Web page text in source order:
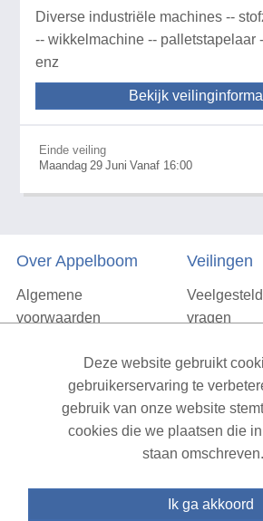
Diverse industriële machines --
-- wikkelmachine -- palletstapelaar
enz
Bekijk
Einde veiling
Maandag 29 Juni Vanaf 16:00
Over Appelboom
Algemene
voorwaarden
Vacatures
Contact
Veilingen
vragen
| All rights reserved
Deze website gebruikt
gebruikerservaring te
gebruik van onze website
cookies die we plaatsen die
staan omschreven.
Ik ga akkoord